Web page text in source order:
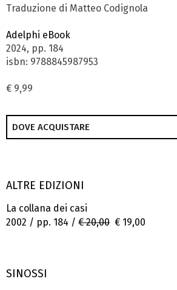
Traduzione di Matteo Codignola
Adelphi eBook
2024, pp. 184
isbn: 9788845987953
€ 9,99
DOVE ACQUISTARE
ALTRE EDIZIONI
La collana dei casi
2002 / pp. 184 / € 20,00 € 19,00
SINOSSI